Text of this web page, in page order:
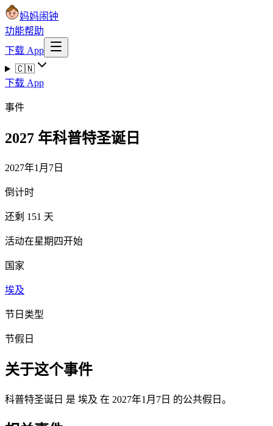
妈妈闹钟
功能帮助
下载 App
🇨🇳
下载 App
事件
2027 年科普特圣诞日
2027年1月7日
倒计时
还剩 151 天
活动在星期四开始
国家
埃及
节日类型
节假日
关于这个事件
科普特圣诞日 是 埃及 在 2027年1月7日 的公共假日。